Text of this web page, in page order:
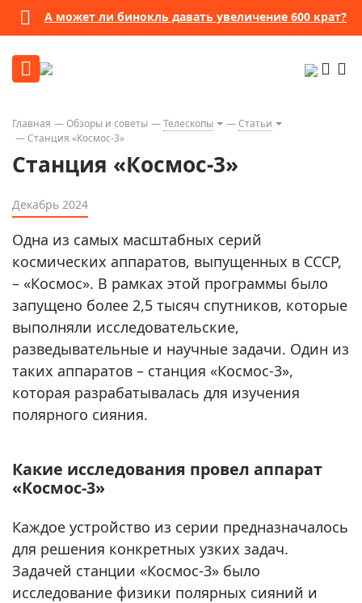
А может ли бинокль давать увеличение 600 крат?
Главная Обзоры и советы Телескопы
Статьи
Станция «Космос-3»
Станция «Космос-3»
Декабрь 2024
Одна из самых масштабных серий
космических аппаратов, выпущенных в СССР,
– «Космос». В рамках этой программы было
запущено более 2,5 тысяч спутников, которые
выполняли исследовательские,
разведывательные и научные задачи. Один из
таких аппаратов – станция «Космос-3»,
которая разрабатывалась для изучения
полярного сияния.
Какие исследования провел аппарат
«Космос-3»
Каждое устройство из серии предназначалось
для решения конкретных узких задач.
Задачей станции «Космос-3» было
исследование физики полярных сияний и